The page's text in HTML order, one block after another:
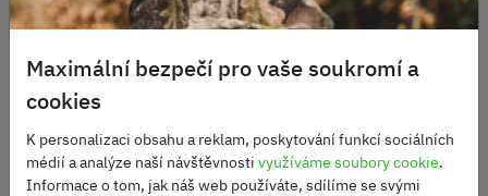
Sacharidy
g 18,0 71,0
Cukry
g 4,8
19
Sůl
g 1,0 4,0
Alternativní produkty
Maximální bezpečí pro vaše soukromí a
cookies
K personalizaci obsahu a reklam, poskytování funkcí sociálních
médií a analýze naší návštěvnosti využíváme soubory cookie.
Informace o tom, jak náš web používáte, sdílíme se svými